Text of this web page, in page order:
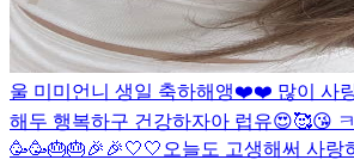
울 미미언니 생일 축하해앵❤️❤️ 많이 사
해두 행복하구 건강하자아 럽유😍🥰😘
🥳🥳🎂🎂🎉🎉🤍🤍 오늘도 고생해써 사